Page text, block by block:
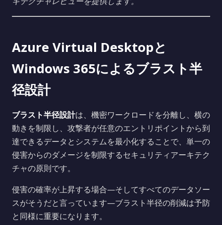
Azure Virtual Desktopと
Windows 365によるブラスト半
径設計
ブラスト半径設計は、機密ワークロードを分離し、横の
動きを制限し、攻撃者が任意のエントリポイントから到
達できるデータとシステムを最小化することで、単一の
侵害からのダメージを制限するセキュリティアーキテク
チャの原則です。
侵害の確率が上昇する場合—そしてすべてのデータソー
スがそうだと言っています—ブラスト半径の削減は予防
と同様に重要になります。